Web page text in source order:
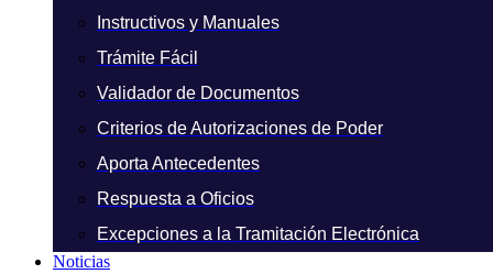
Instructivos y Manuales
Trámite Fácil
Validador de Documentos
Criterios de Autorizaciones de Poder
Aporta Antecedentes
Respuesta a Oficios
Excepciones a la Tramitación Electrónica
Noticias